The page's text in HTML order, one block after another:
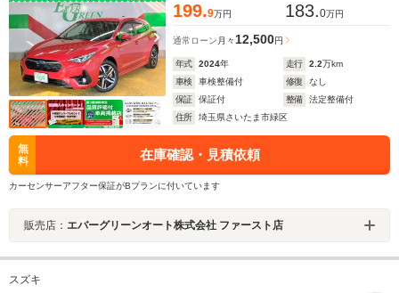
199.9万円 183.0万円
通常ローン 月々 12,500円
年式 2024年 走行 2.2万km
車検
車検整備付 修復
なし
保証
保証付 整備
法定整備付
住所
埼玉県さいたま市緑区
無
料
在庫確認・見積依頼
カーセンサーアフター保証がBプランに付いています
販売店： エバーグリーンオート株式会社 ファースト店
スズキ